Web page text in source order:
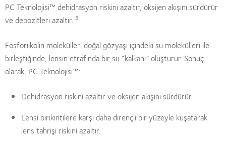
PC Teknolojisi™ dehidrasyon riskini azaltır, oksijen akışını sürdürür
ve depozitleri azaltır. 3
Fosforilkolin molekülleri doğal gözyaşı içindeki su molekülleri ile
birleştiğinde, lensin etrafında bir su “kalkanı” oluşturur. Sonuç
olarak, PC Teknolojisi™:
Dehidrasyon riskini azaltır ve oksijen akışını sürdürür.
Lensi birikintilere karşı daha dirençli bir yüzeyle kuşatarak
lens tahrişi riskini azaltır.